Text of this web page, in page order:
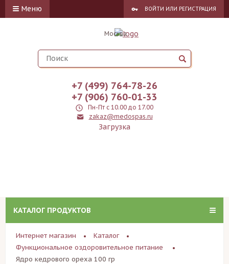
Меню ВОЙТИ ИЛИ РЕГИСТРАЦИЯ
Москва
+7 (499) 764-78-26
+7 (906) 760-01-33
Пн-Пт с 10.00 до 17.00
zakaz@medospas.ru
Загрузка
КАТАЛОГ ПРОДУКТОВ
Интернет магазин
Каталог
Функциональное оздоровительное питание
Ядро кедрового ореха 100 гр